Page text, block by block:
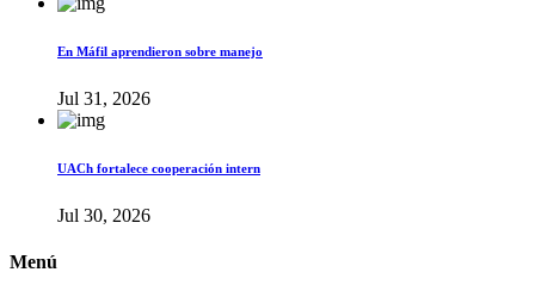
En Máfil aprendieron sobre manejo
Jul 31, 2026
UACh fortalece cooperación intern
Jul 30, 2026
Menú